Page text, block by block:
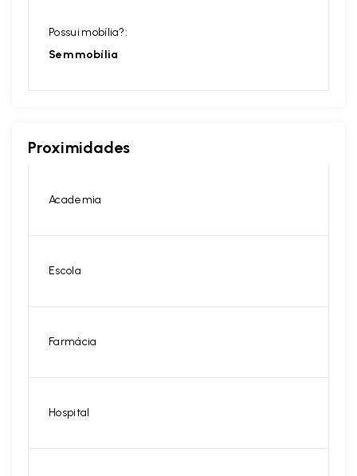
Possui mobília?:
Sem mobília
Proximidades
Academia
Escola
Farmácia
Hospital